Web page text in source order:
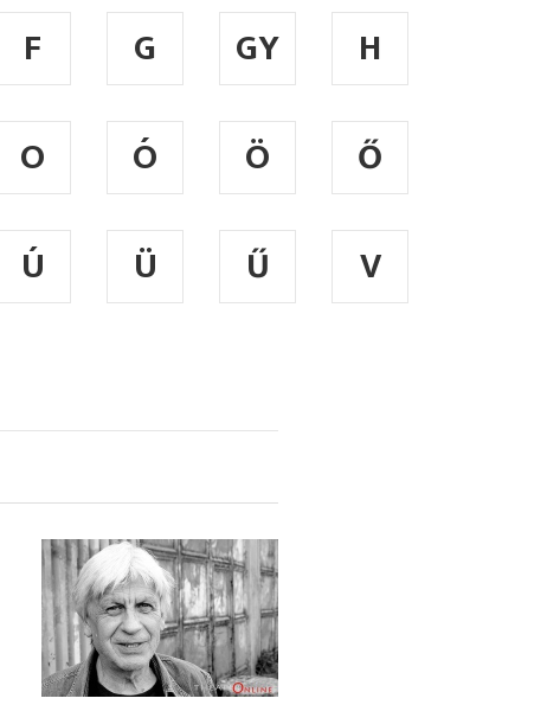
F G GY
H
O Ó Ö
Ő
Ú Ü Ű
V